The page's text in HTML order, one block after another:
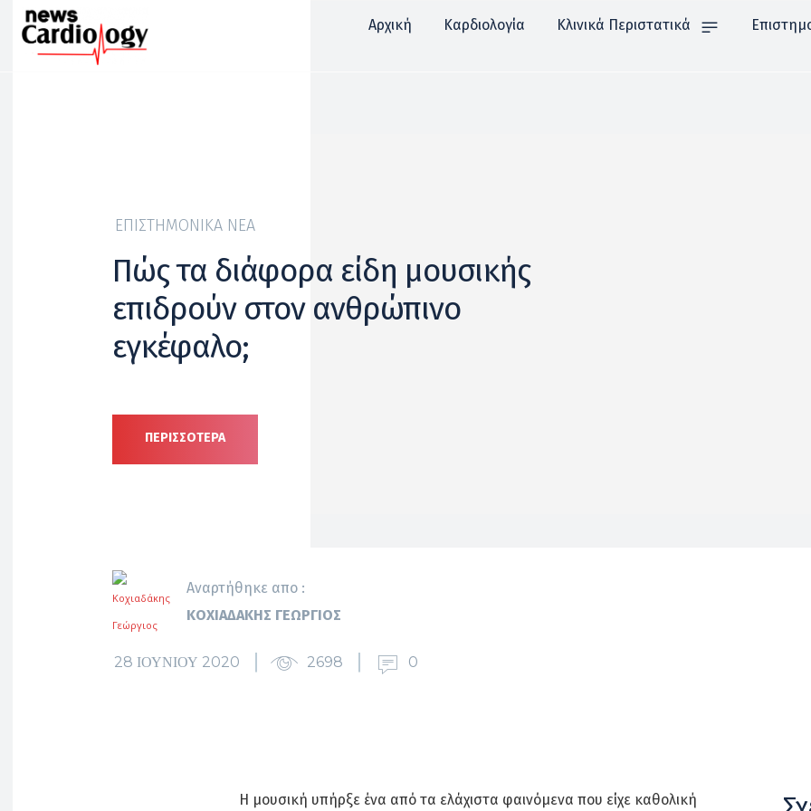
Αρχική Καρδιολογία Κλινικά Περιστατικά
ΕΠΙΣΤΗΜΟΝΙΚΆ ΝΈΑ
Πώς τα διάφορα είδη μουσικής
επιδρούν στον ανθρώπινο
εγκέφαλο;
ΠΕΡΙΣΣΟΤΕΡΑ
Αναρτήθηκε απο :
ΚΟΧΙΑΔΆΚΗΣ ΓΕΏΡΓΙΟΣ
28 ΙΟΥΝΊΟΥ 2020 2698 0
Η μουσική υπήρξε ένα από τα ελάχιστα φαινόμενα που είχε καθολική